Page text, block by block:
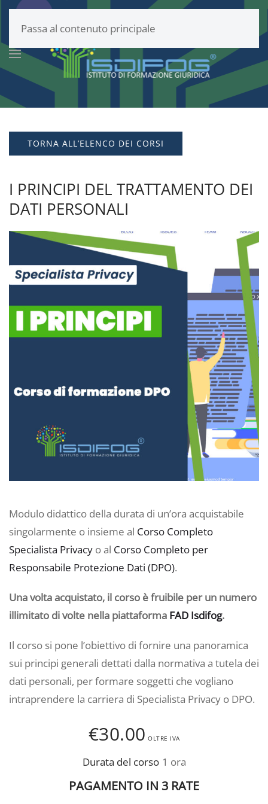
Passa al contenuto principale
TORNA ALL’ELENCO DEI CORSI
I PRINCIPI DEL TRATTAMENTO DEI
DATI PERSONALI
Modulo didattico della durata di un’ora acquistabile
singolarmente o insieme al Corso Completo
Specialista Privacy o al Corso Completo per
Responsabile Protezione Dati (DPO).
Una volta acquistato, il corso è fruibile per un numero
illimitato di volte nella piattaforma FAD Isdifog.
Il corso si pone l’obiettivo di fornire una panoramica
sui principi generali dettati dalla normativa a tutela dei
dati personali, per formare soggetti che vogliano
intraprendere la carriera di Specialista Privacy o DPO.
€30.00 OLTRE IVA
Durata del corso 1 ora
PAGAMENTO IN 3 RATE